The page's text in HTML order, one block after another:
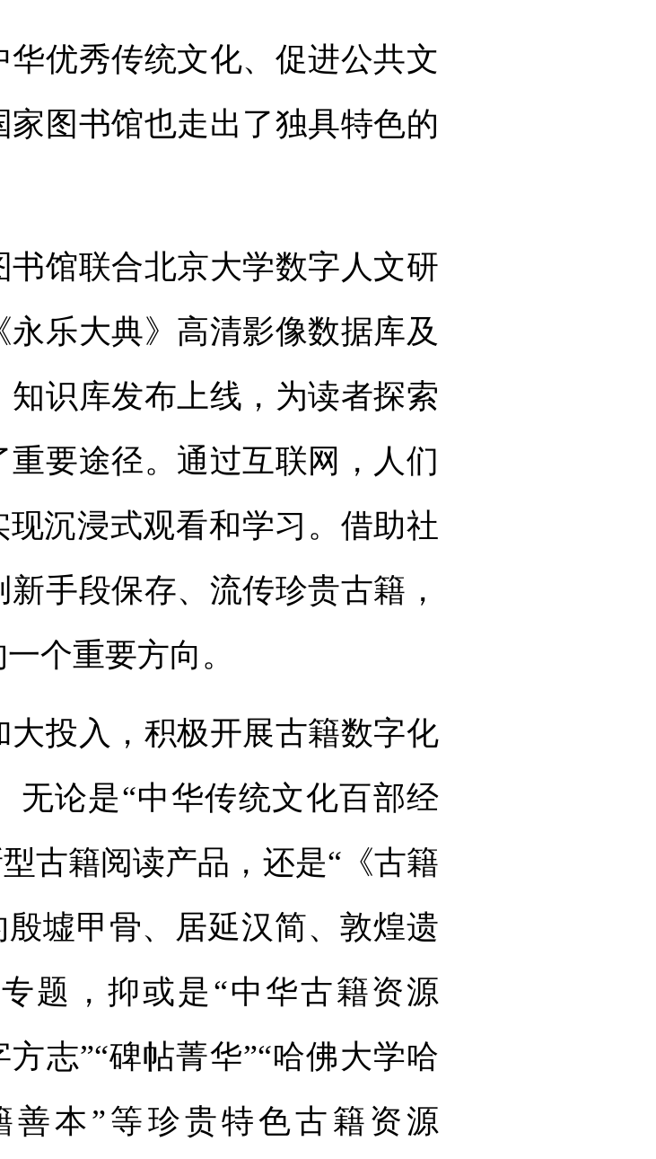
优秀传统文化、促进公共文
图书馆也走出了独具特色的
馆联合北京大学数字人文研
乐大典》高清影像数据库及
知识库发布上线，为读者探索
要途径。通过互联网，人们
沉浸式观看和学习。借助社
手段保存、流传珍贵古籍，
个重要方向。
投入，积极开展古籍数字化
无论是“中华传统文化百部经
古籍阅读产品，还是“《古籍
墟甲骨、居延汉简、敦煌遗
题，抑或是“中华古籍资源
方志”“碑帖菁华”“哈佛大学哈
善本”等珍贵特色古籍资源